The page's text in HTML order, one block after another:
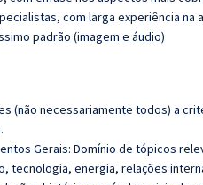
com larga experiência na
padrão (imagem e áudio)
(não necessariamente todos) a
Gerais: Domínio de tópicos
tecnologia, energia, relações